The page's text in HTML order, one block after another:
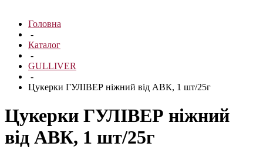
Головна
-
Каталог
-
GULLIVER
-
Цукерки ГУЛІВЕР ніжний від АВК, 1 шт/25г
Цукерки ГУЛІВЕР ніжний
від АВК, 1 шт/25г